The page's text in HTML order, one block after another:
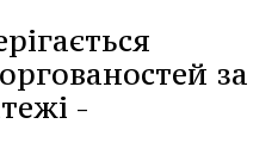
за
-